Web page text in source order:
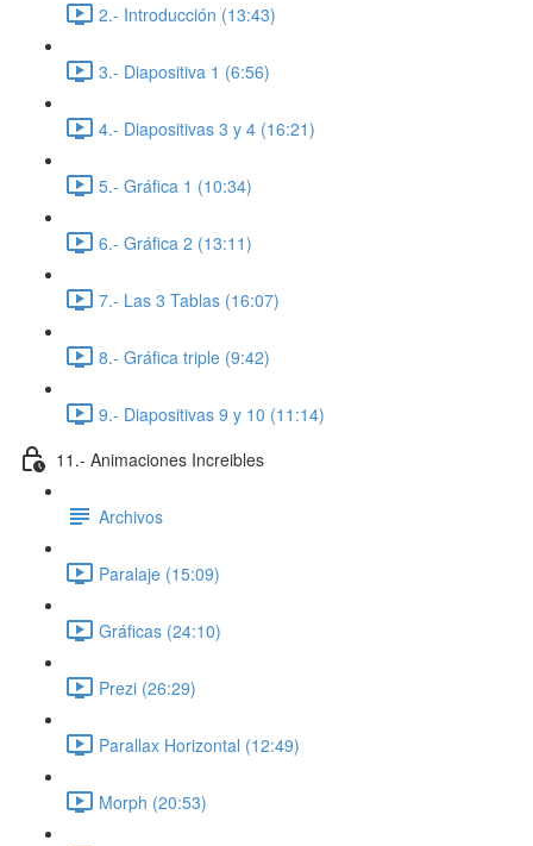
2.- Introducción (13:43)
3.- Diapositiva 1 (6:56)
4.- Diapositivas 3 y 4 (16:21)
5.- Gráfica 1 (10:34)
6.- Gráfica 2 (13:11)
7.- Las 3 Tablas (16:07)
8.- Gráfica triple (9:42)
9.- Diapositivas 9 y 10 (11:14)
11.- Animaciones Increibles
Archivos
Paralaje (15:09)
Gráficas (24:10)
Prezi (26:29)
Parallax Horizontal (12:49)
Morph (20:53)